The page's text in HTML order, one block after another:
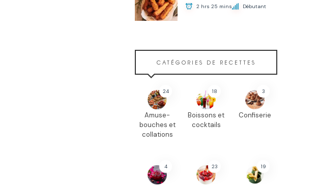
2 hrs 25 mins Débutant
CATÉGORIES DE RECETTES
24
Amuse-
bouches et
collations
18
Boissons et
cocktails
3
Confiserie
4 23 19